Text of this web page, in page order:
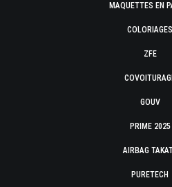
MAQUETTES EN
COLORIAGES
ZFE
GOUV
PRIME 2025
AIRBAG
PURETECH